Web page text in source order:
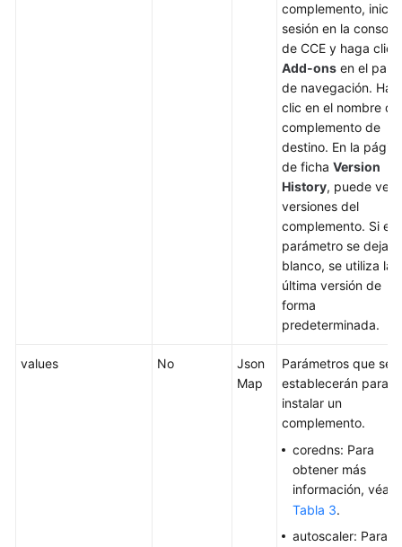
complemento, inicie
sesión en la consola
de CCE y haga clic
Add-ons en el
de navegación.
clic en el nombre del
complemento de
destino. En la
de ficha Version
History, puede ver
versiones del
complemento. Si
parámetro se deja
blanco, se utiliza la
última versión de
forma
predeterminada.
values No
Json
Map
Parámetros que se
establecerán para
instalar un
complemento.
coredns: Para
obtener más
información, véase
Tabla 3.
autoscaler: Para